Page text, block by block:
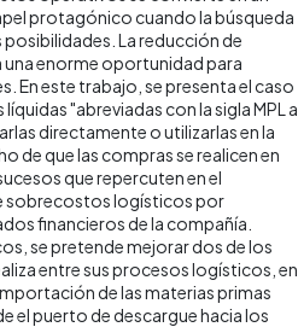
protagónico cuando la búsqueda
La reducción de
enorme oportunidad para
En este trabajo, se presenta el caso
"abreviadas con la sigla MPL a
directamente o utilizarlas en la
de que las compras se realicen en
que repercuten en el
sobrecostos logísticos por
financieros de la compañía.
se pretende mejorar dos de los
entre sus procesos logísticos, en
de las materias primas
el puerto de descargue hacia los